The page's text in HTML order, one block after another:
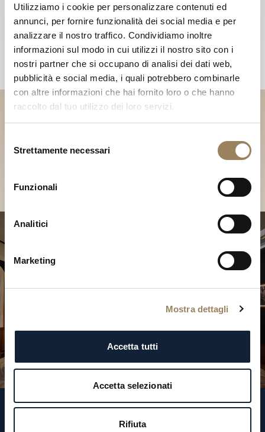
Utilizziamo i cookie per personalizzare contenuti ed
annunci, per fornire funzionalità dei social media e per
analizzare il nostro traffico. Condividiamo inoltre
informazioni sul modo in cui utilizzi il nostro sito con i
nostri partner che si occupano di analisi dei dati web,
pubblicità e social media, i quali potrebbero combinarle
con altre informazioni che hai fornito loro o che hanno
raccolto dal tuo utilizzo dei loro servizi.
delStrettamente necessari
Funzionali
Analitici
Marketing
Mostra dettagli
Accetta tutti
Accetta selezionati
Rifiuta
Scopri le nostre collezioni in
Boutique